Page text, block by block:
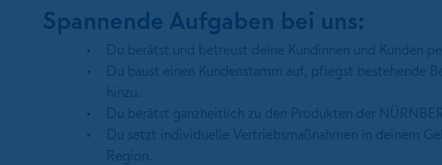
Spannende Aufgaben bei uns: